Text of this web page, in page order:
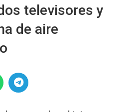
televisores y
de aire